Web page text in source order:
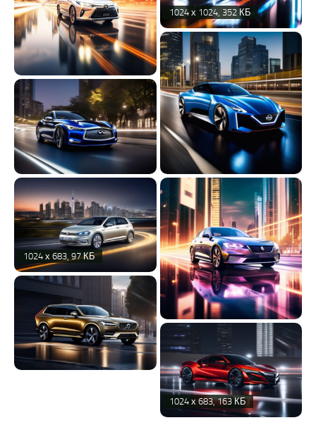
1024 х 683, 97 КБ
1024 х 1024, 352 КБ
1024 х 683, 163 КБ